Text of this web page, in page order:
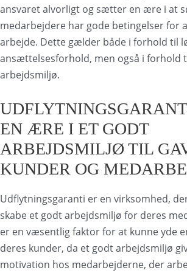
ansvaret alvorligt og sætter en ære i at
medarbejdere har gode betingelser for
arbejde. Dette gælder både i forhold til
ansættelsesforhold, men også i forhold
arbejdsmiljø.
EN ÆRE I ET GODT
ARBEJDSMILJØ TIL
KUNDER OG
Udflytningsgaranti er en virksomhed,
skabe et godt arbejdsmiljø for deres
er en væsentlig faktor for at kunne yde
deres kunder, da et godt arbejdsmiljø
motivation hos medarbejderne, der